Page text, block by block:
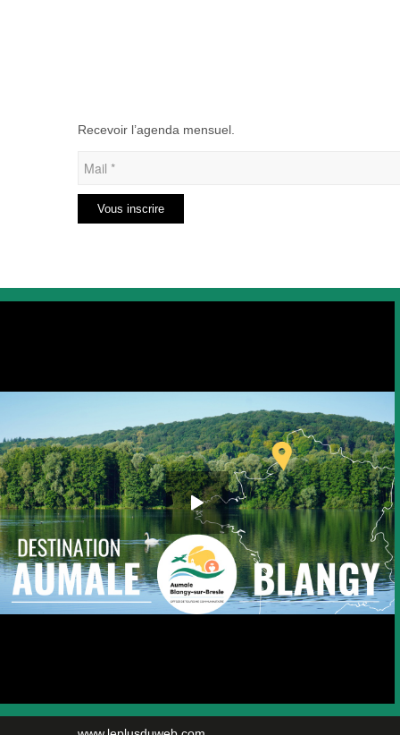
Recevoir l’agenda mensuel.